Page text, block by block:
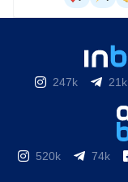
247k 21k
520k 74k